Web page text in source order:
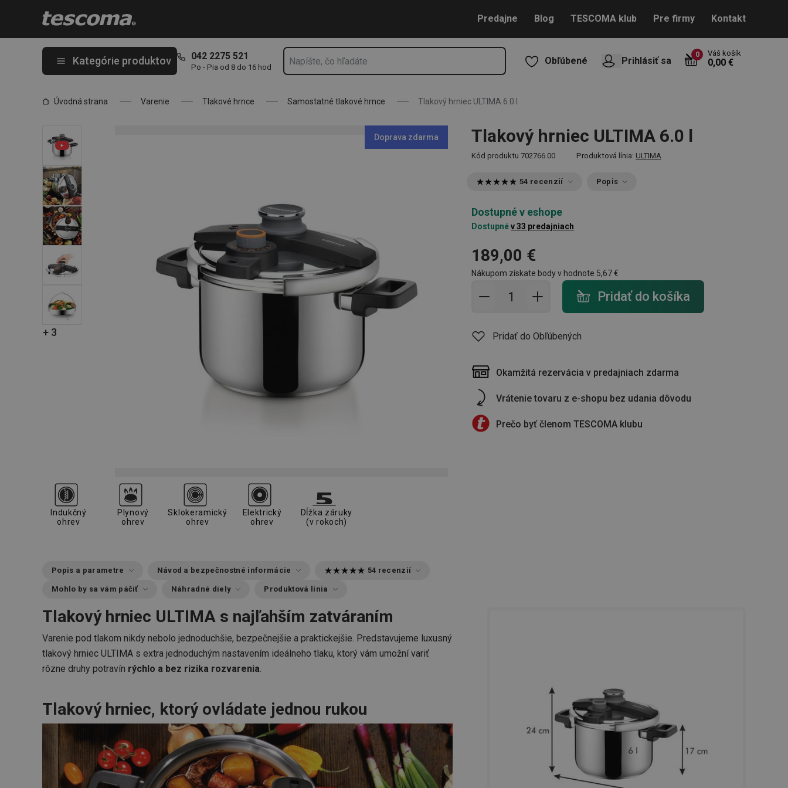
Predajne Blog TESCOMA klub Pre firmy Kontakt
Kategórie produktov 042 2275 521
Po - Pia od 8 do 16 hod
Obľúbené Prihlásiť sa
0 Váš košík
0,00 €
Úvodná strana Varenie Tlakové hrnce Samostatné tlakové hrnce Tlakový hrniec ULTIMA 6.0 l
+ 3
Doprava zdarma Tlakový hrniec ULTIMA 6.0 l
Kód produktu 702766.00 Produktová línia: ULTIMA
54 recenzií Popis
Dostupné v eshope
Dostupnév 33 predajniach
189,00 €
Nákupom získate body v hodnote 5,67 €
Pridať do košíka - počet
Pridať do košíka
Pridať do Obľúbených
Okamžitá rezervácia v predajniach zdarma
Vrátenie tovaru z e-shopu bez udania dôvodu
Prečo byť členom TESCOMA klubu
Indukčný
ohrev
Plynový
ohrev
Sklokeramický
ohrev
Elektrický
ohrev
Dĺžka záruky
(v rokoch)
Popis a parametre Návod a bezpečnostné informácie 54 recenzií
Mohlo by sa vám páčiť Náhradné diely Produktová línia
Tlakový hrniec ULTIMA s najľahším zatváraním
Varenie pod tlakom nikdy nebolo jednoduchšie, bezpečnejšie a praktickejšie. Predstavujeme luxusný
tlakový hrniec ULTIMA s extra jednoduchým nastavením ideálneho tlaku, ktorý vám umožní variť
rôzne druhy potravín rýchlo a bez rizika rozvarenia.
Tlakový hrniec, ktorý ovládate jednou rukou